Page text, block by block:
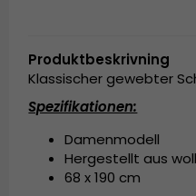
Produktbeskrivning
Klassischer gewebter
Spezifikationen:
Damenmodell
Hergestellt aus
68 x 190 cm